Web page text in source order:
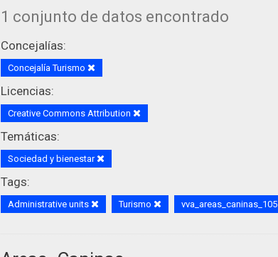
1 conjunto de datos encontrado
Concejalías:
Concejalía Turismo
Licencias:
Creative Commons Attribution
Temáticas:
Sociedad y bienestar
Tags:
Administrative units Turismo vva_areas_caninas_105